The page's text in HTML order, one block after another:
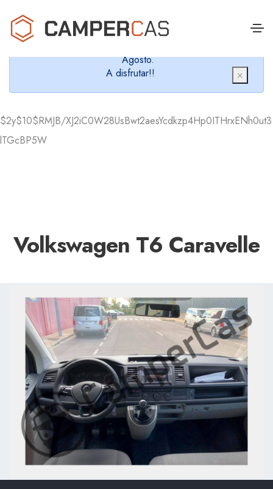
Cerramos en verano, que nos queremos dar un
chapuzón y refrescarnos.
Agosto.
A disfrutar!!
×
$2y$10$RMJB/XJ2iC0W28UsBwt2aesYcdkzp4Hp0ITHrxENh0ut3
lTGcBP5W
Volkswagen T6 Caravelle